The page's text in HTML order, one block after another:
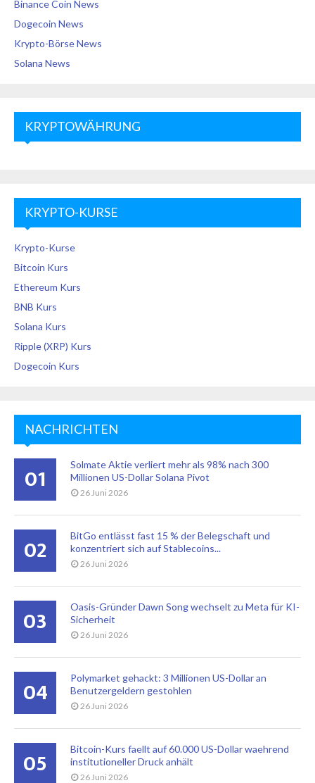
Binance Coin News
Dogecoin News
Krypto-Börse News
Solana News
KRYPTOWÄHRUNG
KRYPTO-KURSE
Krypto-Kurse
Bitcoin Kurs
Ethereum Kurs
BNB Kurs
Solana Kurs
Ripple (XRP) Kurs
Dogecoin Kurs
NACHRICHTEN
01
Solmate Aktie verliert mehr als 98% nach 300
Millionen US-Dollar Solana Pivot
26 Juni 2026
02
BitGo entlässt fast 15 % der Belegschaft und
konzentriert sich auf Stablecoins...
26 Juni 2026
03
Oasis-Gründer Dawn Song wechselt zu Meta für KI-
Sicherheit
26 Juni 2026
04
Polymarket gehackt: 3 Millionen US-Dollar an
Benutzergeldern gestohlen
26 Juni 2026
05
Bitcoin-Kurs faellt auf 60.000 US-Dollar waehrend
institutioneller Druck anhält
26 Juni 2026